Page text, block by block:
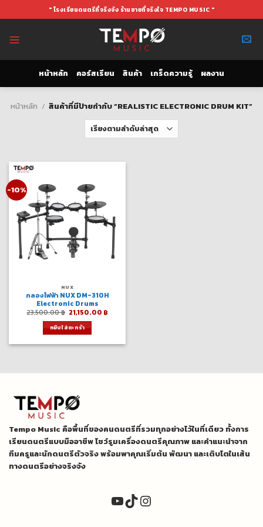
to
" โรงเรียนดนตรีที่จริงจัง ร้านขายที่จริงใจ TEMPO MUSIC "
หน้าหลัก คอร์สเรียน สินค้า เกร็ดความรู้ ผลงาน
หน้าหลัก / สินค้าที่มีป้ายกำกับ “REALISTIC ELECTRONIC DRUM KIT”
-10%
NUX
กลองไฟฟ้า NUX DM-310H
Electronic Drums
23,500.00฿ Original
price
was:
23,500.00 ฿.
21,150.00 ฿Current
หยิบใส่ตะกร้า
Tempo Music คือพื้นที่ของคนดนตรีที่รวมทุกอย่างไว้ในที่เดียว ทั้งการ
เรียนดนตรีแบบมืออาชีพ โชว์รูมเครื่องดนตรีคุณภาพ และคำแนะนำจาก
ทีมครูและนักดนตรีตัวจริง พร้อมพาคุณเริ่มต้น พัฒนา และเติบโตในเส้น
ทางดนตรีอย่างจริงจัง
YouTube
TikTok
Instagram